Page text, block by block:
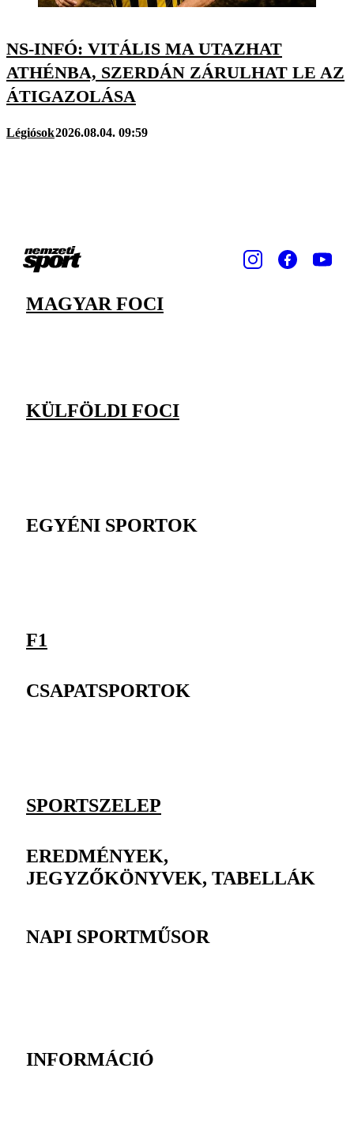
NS-INFÓ: VITÁLIS MA UTAZHAT
ATHÉNBA, SZERDÁN ZÁRULHAT LE AZ
ÁTIGAZOLÁSA
Légiósok2026.08.04. 09:59
MAGYAR FOCI
KÜLFÖLDI FOCI
EGYÉNI SPORTOK
F1
CSAPATSPORTOK
SPORTSZELEP
EREDMÉNYEK,
JEGYZŐKÖNYVEK, TABELLÁK
NAPI SPORTMŰSOR
INFORMÁCIÓ